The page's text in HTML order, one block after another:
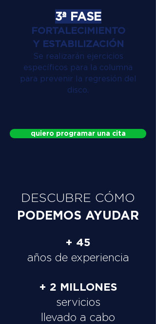
3ª FASE
FORTALECIMIENTO
Y ESTABILIZACIÓN
Se realizarán ejercicios
específicos para la columna
para prevenir la regresión del
disco.
quiero programar una cita
DESCUBRE CÓMO
PODEMOS AYUDAR
+ 45
años de experiencia
+ 2 MILLONES
servicios
llevado a cabo